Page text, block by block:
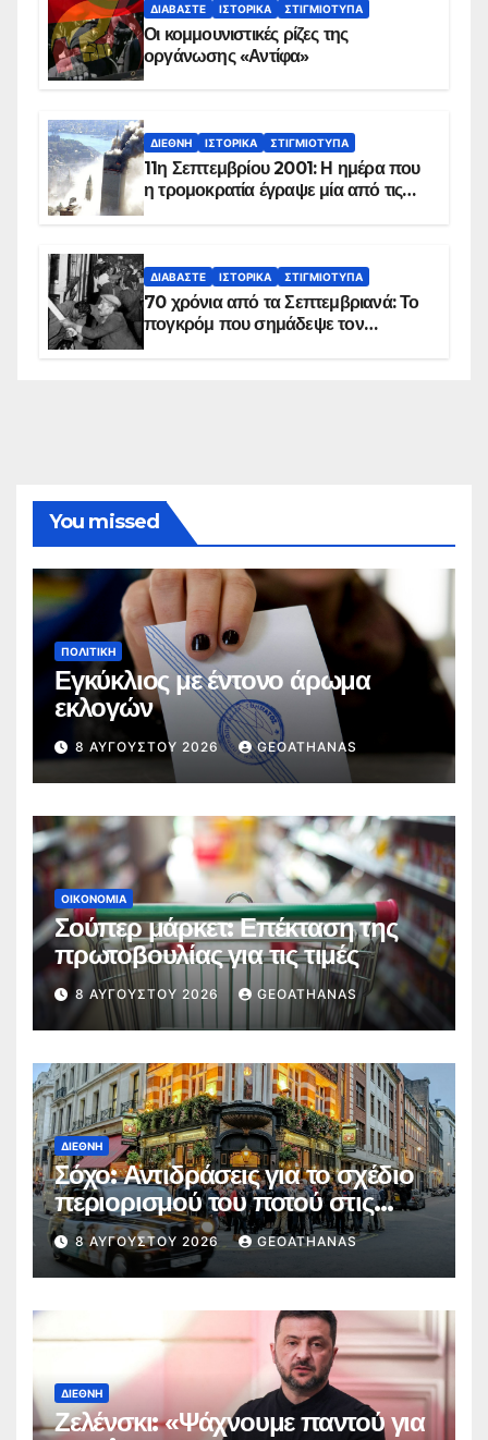
ΔΙΑΒΆΣΤΕ ΙΣΤΟΡΙΚΆ ΣΤΙΓΜΙΌΤΥΠΑ
Οι κομμουνιστικές ρίζες της
οργάνωσης «Αντίφα»
ΔΙΕΘΝΉ ΙΣΤΟΡΙΚΆ ΣΤΙΓΜΙΌΤΥΠΑ
11η Σεπτεμβρίου 2001: Η ημέρα που
η τρομοκρατία έγραψε μία από τις
ΔΙΑΒΆΣΤΕ ΙΣΤΟΡΙΚΆ ΣΤΙΓΜΙΌΤΥΠΑ
70 χρόνια από τα Σεπτεμβριανά: Το
πογκρόμ που σημάδεψε τον
You missed
ΠΟΛΙΤΙΚΉ
Εγκύκλιος με έντονο άρωμα
εκλογών
8 ΑΥΓΟΎΣΤΟΥ 2026 GEOATHANAS
ΟΙΚΟΝΟΜΊΑ
Σούπερ μάρκετ: Επέκταση της
πρωτοβουλίας για τις τιμές
8 ΑΥΓΟΎΣΤΟΥ 2026 GEOATHANAS
ΔΙΕΘΝΉ
Σόχο: Αντιδράσεις για το σχέδιο
περιορισμού του ποτού στις
παμπ
8 ΑΥΓΟΎΣΤΟΥ 2026 GEOATHANAS
ΔΙΕΘΝΉ
Ζελένσκι: «Ψάχνουμε παντού για